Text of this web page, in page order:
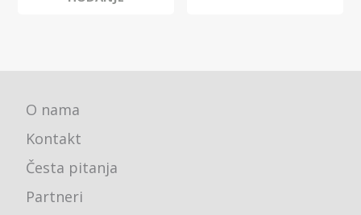
O nama
Kontakt
Česta pitanja
Partneri